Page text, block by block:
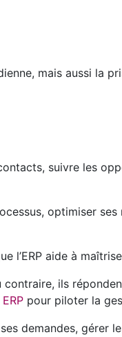
mais aussi la
suivre les
optimiser
l’ERP aide à
contraire, ils
ERP pour piloter la
demandes, gérer